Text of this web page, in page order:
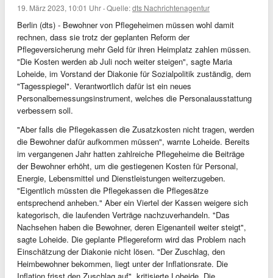
19. März 2023, 10:01 Uhr ·Quelle:dts Nachrichtenagentur
Berlin (dts) - Bewohner von Pflegeheimen müssen wohl damit
rechnen, dass sie trotz der geplanten Reform der
Pflegeversicherung mehr Geld für ihren Heimplatz zahlen müssen.
"Die Kosten werden ab Juli noch weiter steigen", sagte Maria
Loheide, im Vorstand der Diakonie für Sozialpolitik zuständig, dem
"Tagesspiegel". Verantwortlich dafür ist ein neues
Personalbemessungsinstrument, welches die Personalausstattung
verbessern soll.
"Aber falls die Pflegekassen die Zusatzkosten nicht tragen, werden
die Bewohner dafür aufkommen müssen", warnte Loheide. Bereits
im vergangenen Jahr hatten zahlreiche Pflegeheime die Beiträge
der Bewohner erhöht, um die gestiegenen Kosten für Personal,
Energie, Lebensmittel und Dienstleistungen weiterzugeben.
"Eigentlich müssten die Pflegekassen die Pflegesätze
entsprechend anheben." Aber ein Viertel der Kassen weigere sich
kategorisch, die laufenden Verträge nachzuverhandeln. "Das
Nachsehen haben die Bewohner, deren Eigenanteil weiter steigt",
sagte Loheide. Die geplante Pflegereform wird das Problem nach
Einschätzung der Diakonie nicht lösen. "Der Zuschlag, den
Heimbewohner bekommen, liegt unter der Inflationsrate. Die